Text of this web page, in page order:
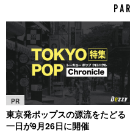
PR
東京発ポップスの源流をたどる
一日が9月26日に開催